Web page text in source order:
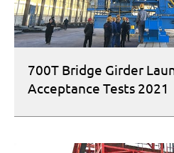
700T Bridge Girder
Acceptance Tests 2021